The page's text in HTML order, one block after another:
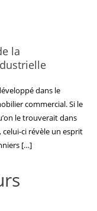
la
dans le
commercial. Si le
le trouverait dans
celui-ci révèle un esprit
[…]